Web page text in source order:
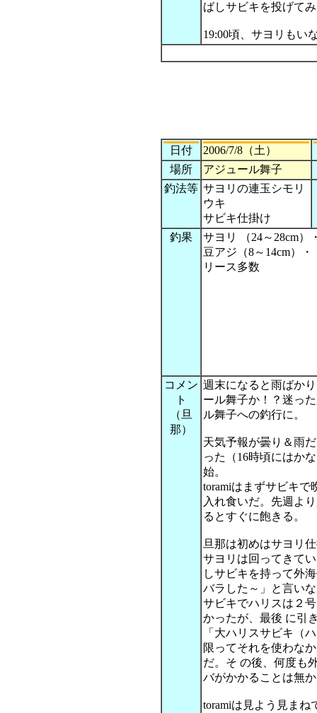
ばしサビキを投げて
19:00頃、サヨリもい
日付
2006/7/8（土）
場所
アジュール舞子
釣法等 サヨリの連玉シモリ
ウキ
サビキ仕掛け
釣果
サヨリ （24～28cm）
豆アジ（8～14cm）・
リース多数
コメン
ト
（旦
那）
週末になると雨ばか
ール舞子か！？迷っ
ル舞子への釣行に。
天気予報が曇り＆雨
った（16時頃にはか
始。
toramiはまずサビキ
入れ食いだ。先週よ
るとすぐに飽きる。
旦那は初めはサヨリ
サヨリは回ってきて
しサビキを持って外
バラした～」と言い
サビキでハリスは２
かったが、最後 に引
「大ハリスサビキ（
限ってそれを使わな
だ。そ の後、何度も
バがかかることは無
toramiは見よう見ま